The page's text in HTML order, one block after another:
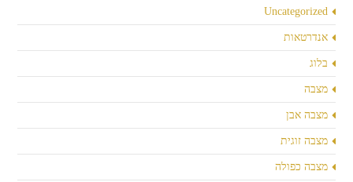
Uncategorized
אנדרטאות
בלוג
מצבה
מצבה אבן
מצבה זוגית
מצבה כפולה